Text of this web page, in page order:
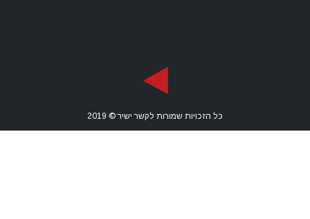
כל הזכויות שמורות לקשר ישיר © 2019